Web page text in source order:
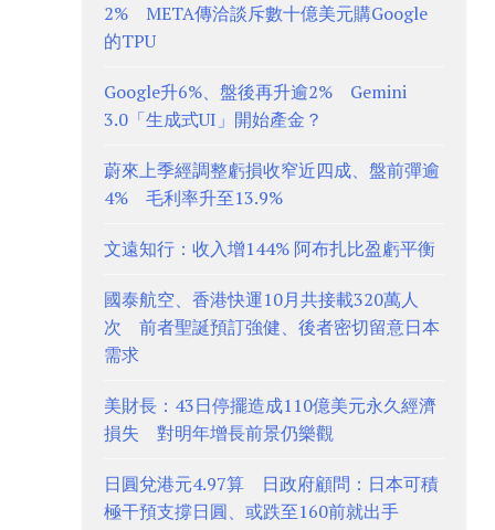
2% META傳洽談斥數十億美元購Google
的TPU
Google升6%、盤後再升逾2% Gemini
3.0「生成式UI」開始產金？
蔚來上季經調整虧損收窄近四成、盤前彈逾
4% 毛利率升至13.9%
文遠知行：收入增144% 阿布扎比盈虧平衡
國泰航空、香港快運10月共接載320萬人
次 前者聖誕預訂強健、後者密切留意日本
需求
美財長：43日停擺造成110億美元永久經濟
損失 對明年增長前景仍樂觀
日圓兌港元4.97算 日政府顧問：日本可積
極干預支撐日圓、或跌至160前就出手